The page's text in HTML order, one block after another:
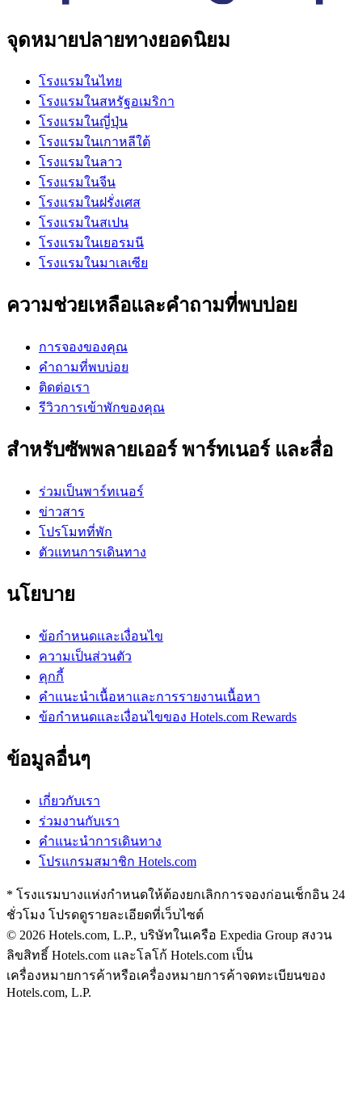
จุดหมายปลายทางยอดนิยม
โรงแรมในไทย
โรงแรมในสหรัฐอเมริกา
โรงแรมในญี่ปุ่น
โรงแรมในเกาหลีใต้
โรงแรมในลาว
โรงแรมในจีน
โรงแรมในฝรั่งเศส
โรงแรมในสเปน
โรงแรมในเยอรมนี
โรงแรมในมาเลเซีย
ความช่วยเหลือและคำถามที่พบบ่อย
การจองของคุณ
คำถามที่พบบ่อย
ติดต่อเรา
รีวิวการเข้าพักของคุณ
สำหรับซัพพลายเออร์ พาร์ทเนอร์ และสื่อ
ร่วมเป็นพาร์ทเนอร์
ข่าวสาร
โปรโมทที่พัก
ตัวแทนการเดินทาง
นโยบาย
ข้อกำหนดและเงื่อนไข
ความเป็นส่วนตัว
คุกกี้
คำแนะนำเนื้อหาและการรายงานเนื้อหา
ข้อกำหนดและเงื่อนไขของ Hotels.com Rewards
ข้อมูลอื่นๆ
เกี่ยวกับเรา
ร่วมงานกับเรา
คำแนะนำการเดินทาง
โปรแกรมสมาชิก Hotels.com
* โรงแรมบางแห่งกำหนดให้ต้องยกเลิกการจองก่อนเช็กอิน 24
ชั่วโมง โปรดดูรายละเอียดที่เว็บไซต์
© 2026 Hotels.com, L.P., บริษัทในเครือ Expedia Group สงวน
ลิขสิทธิ์ Hotels.com และโลโก้ Hotels.com เป็น
เครื่องหมายการค้าหรือเครื่องหมายการค้าจดทะเบียนของ
Hotels.com, L.P.